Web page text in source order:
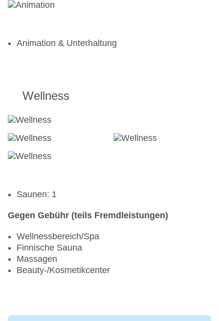
Animation & Unterhaltung
Wellness
Saunen: 1
Gegen Gebühr (teils Fremdleistungen)
Wellnessbereich/Spa
Finnische Sauna
Massagen
Beauty-/Kosmetikcenter